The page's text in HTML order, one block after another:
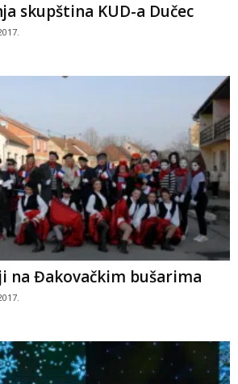
skupština KUD-a Dučec
na Đakovačkim bušarima